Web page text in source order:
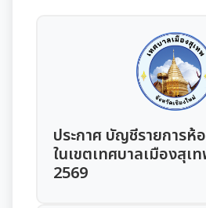
ประวัติความเป็นมา
อำนาจหน้าที่ของเทศบาล
แผนดำเนินงานประจำปี
รายงานการติดตามและประเมิน
ประจำปี
ประกาศ บัญชีรายการห้
ในเขตเทศบาลเมืองสุเ
2569